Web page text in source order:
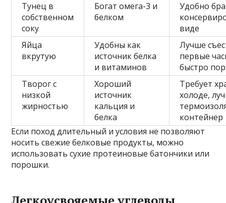
Тунец в
собственном
соку
Богат омега-3 и
белком
Удобно
виде
Яйца
вкрутую
Удобны как
источник белка
и витаминов
Лучше
первые
быстро
Творог с
низкой
жирностью
Хороший
источник
кальция и
белка
Требует
холоде,
контейнер
Если поход длительный и условия не позволяют
носить свежие белковые продукты, можно
использовать сухие протеиновые батончики или
порошки.